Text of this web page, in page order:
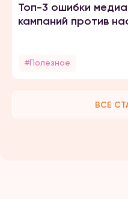
Топ-3 ошибки
кампаний против
#Полезное
ВСЕ